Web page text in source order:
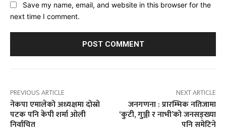
Save my name, email, and website in this browser for the
next time I comment.
PREVIOUS ARTICLE
नेकपा एमालेको अध्यक्षमा दोस्रो
पटक पनि केपी शर्मा ओली
निर्वाचित
NEXT ARTICLE
जनगणना : प्रारम्भिक नतिजामा
‘कुटी, गुञ्जी र नाभी’को जनसङ्ख्या
पनि समेटिने